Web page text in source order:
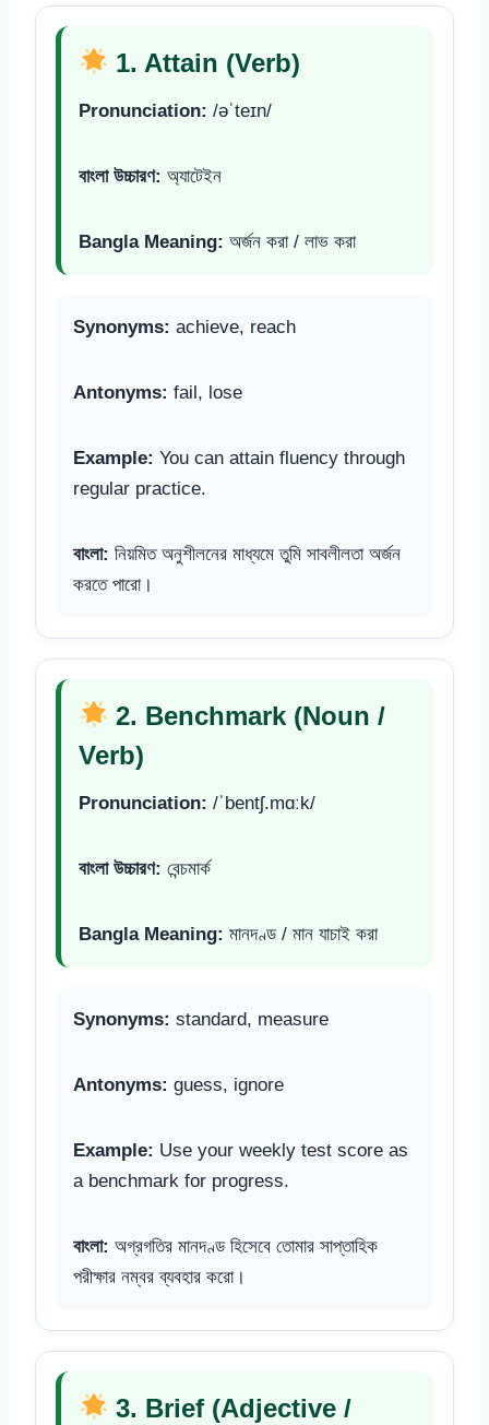
1. Attain (Verb)
Pronunciation: /əˈteɪn/
বাংলা উচ্চারণ: অ্যাটেইন
Bangla Meaning: অর্জন করা / লাভ করা
Synonyms: achieve, reach
Antonyms: fail, lose
Example: You can attain fluency through
regular practice.
বাংলা: নিয়মিত অনুশীলনের মাধ্যমে তুমি সাবলীলতা অর্জন
করতে পারো।
2. Benchmark (Noun /
Verb)
Pronunciation: /ˈbentʃ.mɑːk/
বাংলা উচ্চারণ: বেন্চমার্ক
Bangla Meaning: মানদণ্ড / মান যাচাই করা
Synonyms: standard, measure
Antonyms: guess, ignore
Example: Use your weekly test score as
a benchmark for progress.
বাংলা: অগ্রগতির মানদণ্ড হিসেবে তোমার সাপ্তাহিক
পরীক্ষার নম্বর ব্যবহার করো।
3. Brief (Adjective /